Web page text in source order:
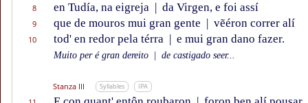
8 en Tudía, na eigreja | da Virgen, e foi assí
9 que de mouros mui gran gente | vẽéron correr alí
10 tod' en redor pela térra | e mui gran dano fazer.
Muito per é gran dereito de castigado seer...
Stanza III Syllables IPA